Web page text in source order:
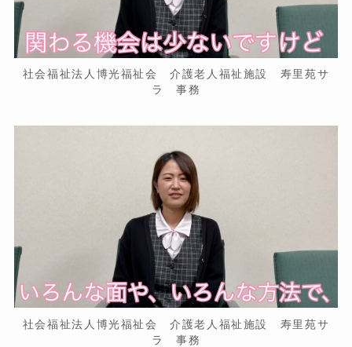
社会福祉法人博光福祉会 介護老人福祉施設 寿里苑サ
ラ 事務
社会福祉法人博光福祉会 介護老人福祉施設 寿里苑サ
ラ 事務